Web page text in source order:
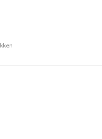
met zijn zachte pluizige
x 10 cm